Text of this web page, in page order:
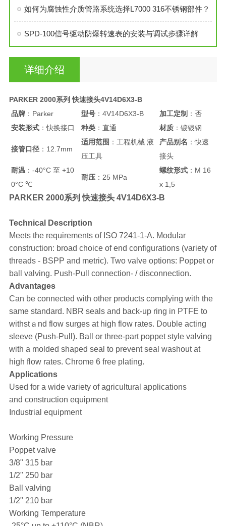
如何为腐蚀性介质管路系统选择L7000 316不锈钢部件？
SPD-100信号驱动防爆转速表的安装与调试步骤详解
详细介绍
PARKER 2000系列 快速接头4V14D6X3-B
品牌：Parker 型号：4V14D6X3-B 加工定制：否
安装形式：快换接口 种类：直通 材质：镀银钢
接管口径：12.7mm
适用范围 ：工程机械 液
压工具
产品别名 ：快速
接头
耐温 ：-40°C 至 +10
0°C ℃
耐压：25 MPa
螺纹形式：M 16
x 1,5
PARKER 2000系列 快速接头 4V14D6X3-B
Technical Description
Meets the requirements of ISO 7241-1-A. Modular
construction: broad choice of end configurations (variety of
threads - BSPP and metric). Two valve options: Poppet or
ball valving. Push-Pull connection- / disconnection.
Advantages
Can be connected with other products complying with the
same standard. NBR seals and back-up ring in PTFE to
withstａnd flow surges at high flow rates. Double acting
sleeve (Push-Pull). Ball or three-part poppet style valving
with a molded shaped seal to prevent seal washout at
high flow rates. Chrome 6 free plating.
Applications
Used for a wide variety of agricultural applications
and construction equipment
Industrial equipment
Working Pressure
Poppet valve
3/8" 315 bar
1/2" 250 bar
Ball valving
1/2" 210 bar
Working Temperature